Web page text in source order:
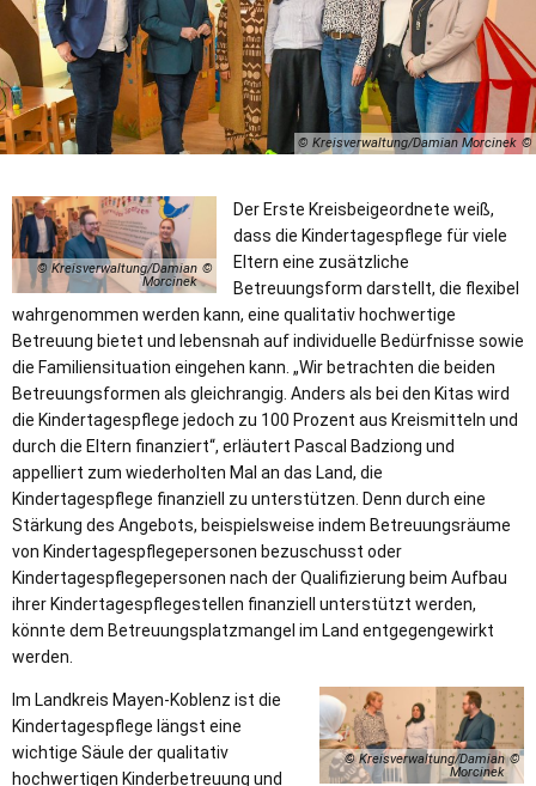
© Kreisverwaltung/Damian Morcinek
© Kreisverwaltung/Damian
Morcinek
Der Erste Kreisbeigeordnete weiß,
dass die Kindertagespflege für viele
Eltern eine zusätzliche
Betreuungsform darstellt, die flexibel
wahrgenommen werden kann, eine qualitativ hochwertige
Betreuung bietet und lebensnah auf individuelle Bedürfnisse sowie
die Familiensituation eingehen kann. „Wir betrachten die beiden
Betreuungsformen als gleichrangig. Anders als bei den Kitas wird
die Kindertagespflege jedoch zu 100 Prozent aus Kreismitteln und
durch die Eltern finanziert“, erläutert Pascal Badziong und
appelliert zum wiederholten Mal an das Land, die
Kindertagespflege finanziell zu unterstützen. Denn durch eine
Stärkung des Angebots, beispielsweise indem Betreuungsräume
von Kindertagespflegepersonen bezuschusst oder
Kindertagespflegepersonen nach der Qualifizierung beim Aufbau
ihrer Kindertagespflegestellen finanziell unterstützt werden,
könnte dem Betreuungsplatzmangel im Land entgegengewirkt
werden.
© Kreisverwaltung/Damian
Morcinek
Im Landkreis Mayen-Koblenz ist die
Kindertagespflege längst eine
wichtige Säule der qualitativ
hochwertigen Kinderbetreuung und